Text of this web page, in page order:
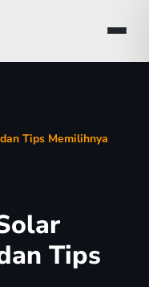
Tips Memilihnya
Tips